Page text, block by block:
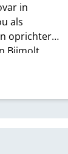
in
als
oprichter
Bijmolt.